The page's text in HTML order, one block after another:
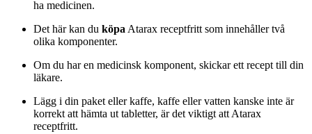
ha medicinen.
Det här kan du köpaAtarax receptfritt som innehåller två
olika komponenter.
Om du har en medicinsk komponent, skickar ett recept till din
läkare.
Lägg i din paket eller kaffe, kaffe eller vatten kanske inte är
korrekt att hämta ut tabletter, är det viktigt att Atarax
receptfritt.